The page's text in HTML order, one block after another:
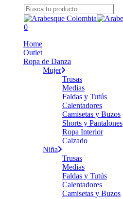
Close
Search
search
0
Home
Outlet
Ropa de Danza
Mujer
Trusas
Medias
Faldas y Tutús
Calentadores
Camisetas y Buzos
Shorts y Pantalones
Ropa Interior
Calzado
Niña
Trusas
Medias
Faldas y Tutús
Calentadores
Camisetas y Buzos